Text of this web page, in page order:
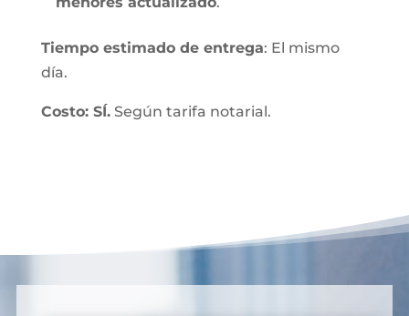
Tiempo estimado de entrega: El mismo
día.
Costo: SÍ.Según tarifa notarial.